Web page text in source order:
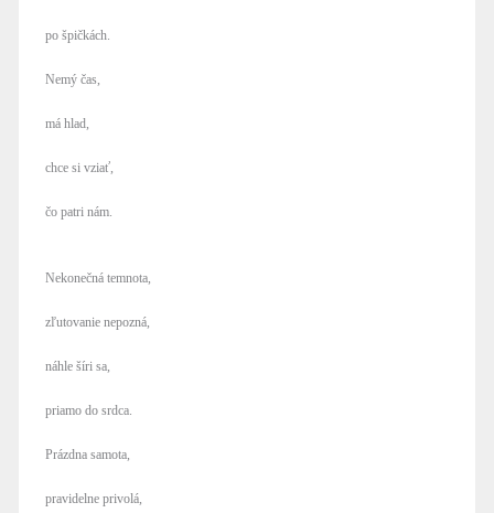
po špičkách.
Nemý čas,
má hlad,
chce si vziať,
čo patri nám.
Nekonečná temnota,
zľutovanie nepozná,
náhle šíri sa,
priamo do srdca.
Prázdna samota,
pravidelne privolá,